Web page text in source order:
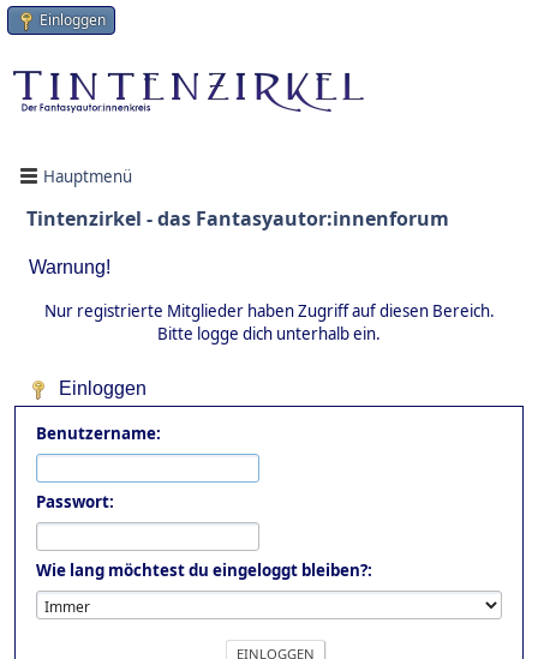
Einloggen
Hauptmenü
Tintenzirkel - das Fantasyautor:innenforum
Warnung!
Nur registrierte Mitglieder haben Zugriff auf diesen Bereich.
Bitte logge dich unterhalb ein.
Einloggen
Benutzername:
Passwort:
Wie lang möchtest du eingeloggt bleiben?: